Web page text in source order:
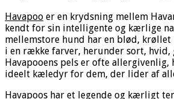
Havapoo er en krydsning mellem
kendt for sin intelligente og kærlige
mellemstore hund har en blød, krøllet
i en række farver, herunder sort, hvid,
Havapooens pels er ofte
ideelt kæledyr for dem, der lider af
Havapoos har et legende og kærligt